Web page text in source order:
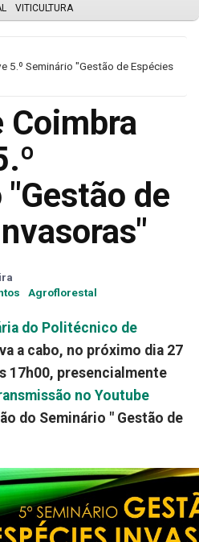
VITICULTURA
5.º Seminário "Gestão de Espécies
Coimbra
de
Agroflorestal
do Politécnico de
a cabo, no próximo dia 27
17h00, presencialmente
no Youtube
do Seminário " Gestão de